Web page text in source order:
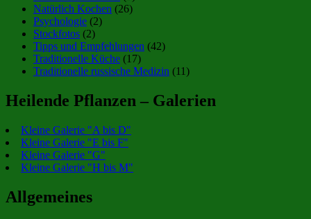
Natürlich Kochen (26)
Psychologie (2)
Stockfotos (2)
Tipps und Empfehlungen (42)
Traditionelle Küche (17)
Traditionelle russische Medizin (11)
Heilende Pflanzen – Galerien
Kleine Galerie "A bis D"
Kleine Galerie "E bis F"
Kleine Galerie "G"
Kleine Galerie "H bis M"
Allgemeines